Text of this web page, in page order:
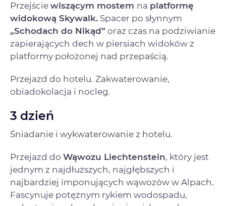
Przejście wiszącym mostem na platformę
widokową Skywalk. Spacer po słynnym
„Schodach do Nikąd” oraz czas na podziwianie
zapierających dech w piersiach widoków z
platformy położonej nad przepaścią.
Przejazd do hotelu. Zakwaterowanie,
obiadokolacja i nocleg.
3 dzień
Śniadanie i wykwaterowanie z hotelu.
Przejazd do Wąwozu Liechtenstein, który jest
jednym z najdłuższych, najgłębszych i
najbardziej imponujących wąwozów w Alpach.
Fascynuje potężnym rykiem wodospadu,